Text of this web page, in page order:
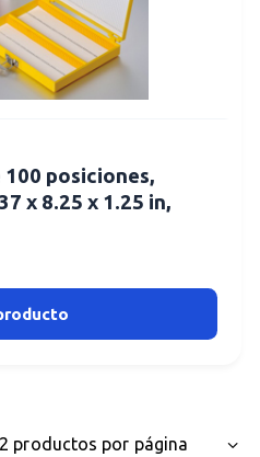
100 posiciones,
x 8.25 x 1.25 in,